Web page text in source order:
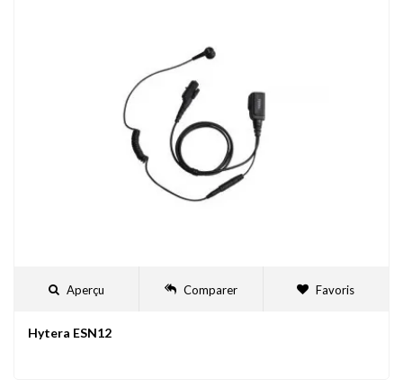
Aperçu Comparer Favoris
Hytera ESN12